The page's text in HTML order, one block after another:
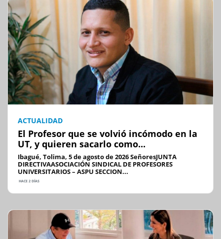
ACTUALIDAD
El Profesor que se volvió incómodo en la
UT, y quieren sacarlo como...
Ibagué, Tolima, 5 de agosto de 2026 SeñoresJUNTA
DIRECTIVAASOCIACIÓN SINDICAL DE PROFESORES
UNIVERSITARIOS – ASPU SECCION...
HACE 2 DÍAS